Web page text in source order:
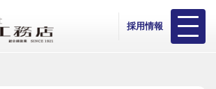
採用情報